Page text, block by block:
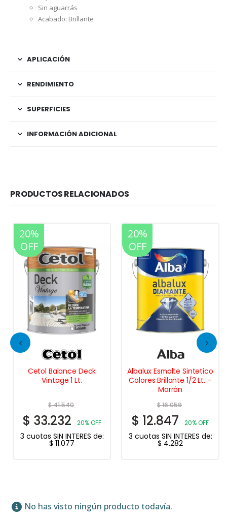
Sin aguarrás
Acabado: Brillante
APLICACIÓN
RENDIMIENTO
SUPERFICIES
INFORMACIÓN ADICIONAL
PRODUCTOS RELACIONADOS
20%
OFF
Cetol Balance Deck
Vintage 1 Lt.
$41.540
$ 33.232 20% OFF
3 cuotas SIN INTERES de:
$ 11.077
20%
OFF
Albalux Esmalte Sintetico
Colores Brillante 1/2 Lt. –
Marrón
$16.059
$ 12.847 20% OFF
3 cuotas SIN INTERES de:
$ 4.282
No has visto ningún producto todavía.